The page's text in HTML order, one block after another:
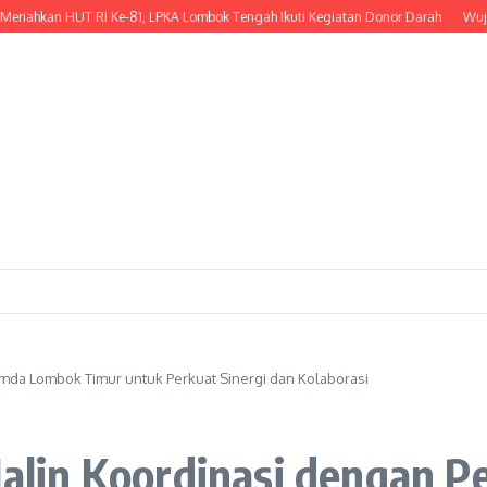
HUT RI Ke-81, LPKA Lombok Tengah Ikuti Kegiatan Donor Darah Wujud
Lombok Timur untuk Perkuat Sinergi dan Kolaborasi
Koordinasi dengan